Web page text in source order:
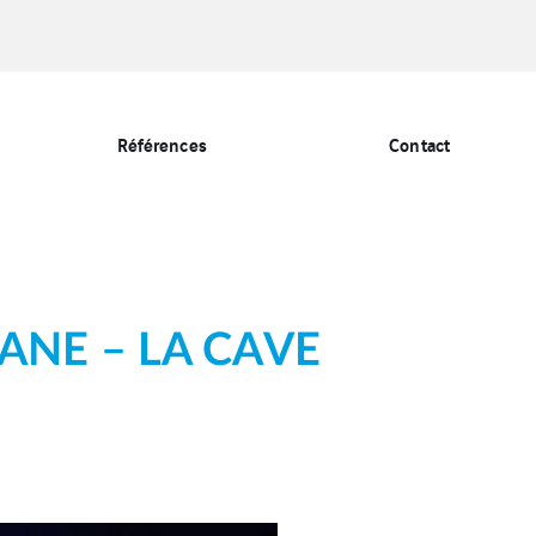
Références Contact
– LA CAVE